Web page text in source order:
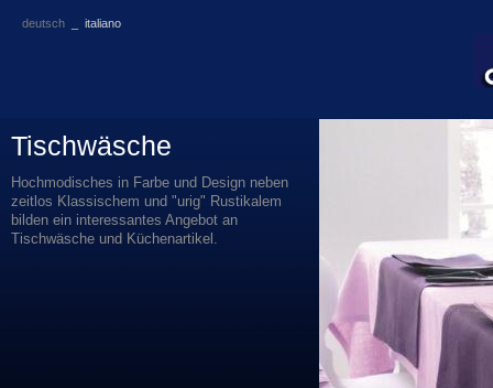
deutsch italiano
Tischwäsche
Hochmodisches in Farbe und Design neben
zeitlos Klassischem und "urig" Rustikalem
bilden ein interessantes Angebot an
Tischwäsche und Küchenartikel .